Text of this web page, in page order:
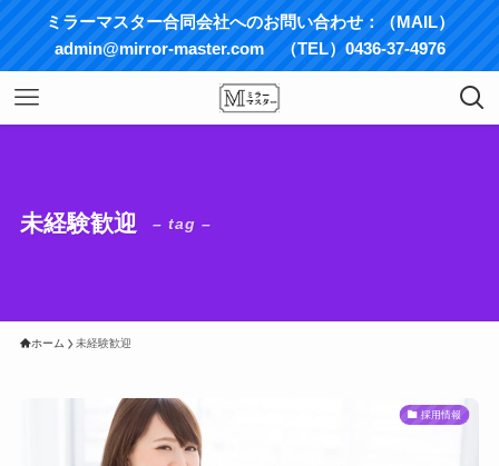
ミラーマスター合同会社へのお問い合わせ：（MAIL）
admin@mirror-master.com （TEL）0436-37-4976
未経験歓迎 – tag –
ホーム 未経験歓迎
採用情報